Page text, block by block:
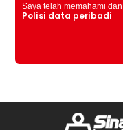
Saya telah memahami
Polisi data peribadi